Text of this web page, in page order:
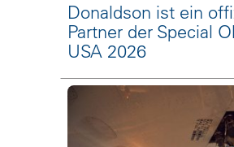
Donaldson ist ein
Partner der Special
USA 2026